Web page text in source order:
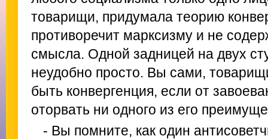
товарищи, придумала теорию
противоречит марксизму и не
смысла. Одной задницей на двух
неудобно просто. Вы сами,
быть конвергенция, если от
оторвать ни одного из его
- Вы помните, как один